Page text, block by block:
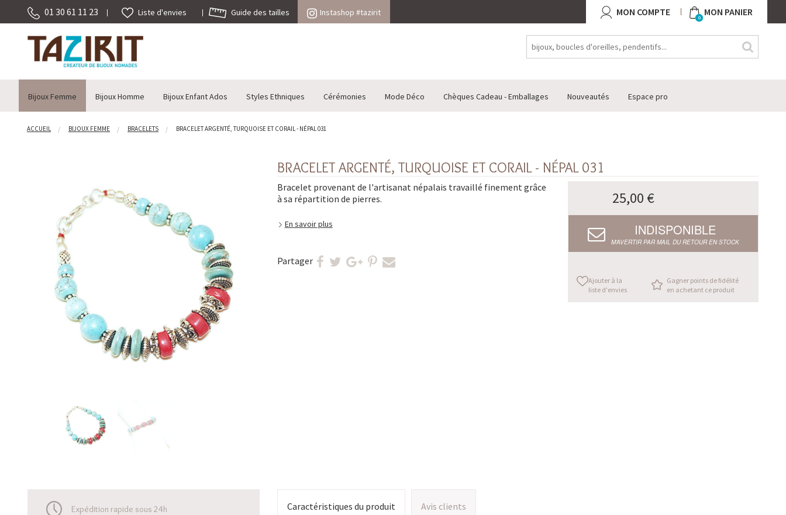
01 30 61 11 23 Liste d'envies Guide des tailles Instashop #tazirit MON COMPTE 0 MON PANIER
Bijoux Femme Bijoux Homme Bijoux Enfant Ados Styles Ethniques Cérémonies Mode Déco Chèques Cadeau - Emballages Nouveautés Espace pro
ACCUEIL BIJOUX FEMME BRACELETS BRACELET ARGENTÉ, TURQUOISE ET CORAIL - NÉPAL 031
BRACELET ARGENTÉ, TURQUOISE ET CORAIL - NÉPAL 031
Bracelet provenant de l'artisanat népalais travaillé finement grâce
à sa répartition de pierres.
En savoir plus
Partager
25,00 €
INDISPONIBLE
M’AVERTIR PAR MAIL DU RETOUR EN STOCK
Ajouter à la
liste d'envies
Gagner points de fidélité
en achetant ce produit
Expédition rapide sous 24h Caractéristiques du produit Avis clients